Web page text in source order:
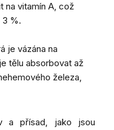
na vitamín A, což
3 %.
je vázána na
tělu absorbovat až
železa,
a přísad, jako jsou